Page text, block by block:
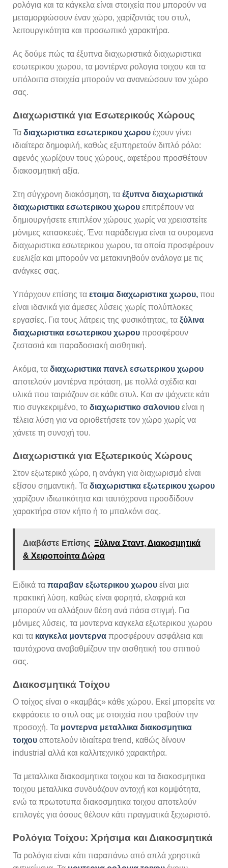
ρολόγια και τα κάγκελα είναι στοιχεία που μπορούν να
μεταμορφώσουν έναν χώρο, χαρίζοντάς του στυλ,
λειτουργικότητα και προσωπικό χαρακτήρα.
Ας δούμε πώς τα έξυπνα διαχωριστικά διαχωριστικα
εσωτερικου χωρου, τα μοντέρνα ρολογια τοιχου και τα
υπόλοιπα στοιχεία μπορούν να ανανεώσουν τον χώρο
σας.
Διαχωριστικά για Εσωτερικούς Χώρους
Τα διαχωριστικα εσωτερικου χωρου έχουν γίνει
ιδιαίτερα δημοφιλή, καθώς εξυπηρετούν διπλό ρόλο:
αφενός χωρίζουν τους χώρους, αφετέρου προσθέτουν
διακοσμητική αξία.
Στη σύγχρονη διακόσμηση, τα έξυπνα διαχωριστικά
διαχωριστικα εσωτερικου χωρου επιτρέπουν να
δημιουργήσετε επιπλέον χώρους χωρίς να χρειαστείτε
μόνιμες κατασκευές. Ένα παράδειγμα είναι τα συρομενα
διαχωριστικα εσωτερικου χωρου, τα οποία προσφέρουν
ευελιξία και μπορούν να μετακινηθούν ανάλογα με τις
ανάγκες σας.
Υπάρχουν επίσης τα ετοιμα διαχωριστικα χωρου, που
είναι ιδανικά για άμεσες λύσεις χωρίς πολύπλοκες
εργασίες. Για τους λάτρεις της φυσικότητας, τα ξύλινα
διαχωριστικα εσωτερικου χωρου προσφέρουν
ζεστασιά και παραδοσιακή αισθητική.
Ακόμα, τα διαχωριστικα πανελ εσωτερικου χωρου
αποτελούν μοντέρνα πρόταση, με πολλά σχέδια και
υλικά που ταιριάζουν σε κάθε στυλ. Και αν ψάχνετε κάτι
πιο συγκεκριμένο, το διαχωριστικο σαλονιου είναι η
τέλεια λύση για να οριοθετήσετε τον χώρο χωρίς να
χάνετε τη συνοχή του.
Διαχωριστικά για Εξωτερικούς Χώρους
Στον εξωτερικό χώρο, η ανάγκη για διαχωρισμό είναι
εξίσου σημαντική. Τα διαχωριστικα εξωτερικου χωρου
χαρίζουν ιδιωτικότητα και ταυτόχρονα προσδίδουν
χαρακτήρα στον κήπο ή το μπαλκόνι σας.
Διαβάστε Επίσης Ξύλινα Σταντ, Διακοσμητικά
& Χειροποίητα Δώρα
Ειδικά τα παραβαν εξωτερικου χωρου είναι μια
πρακτική λύση, καθώς είναι φορητά, ελαφριά και
μπορούν να αλλάξουν θέση ανά πάσα στιγμή. Για
μόνιμες λύσεις, τα μοντερνα καγκελα εξωτερικου χωρου
και τα καγκελα μοντερνα προσφέρουν ασφάλεια και
ταυτόχρονα αναβαθμίζουν την αισθητική του σπιτιού
σας.
Διακοσμητικά Τοίχου
Ο τοίχος είναι ο «καμβάς» κάθε χώρου. Εκεί μπορείτε να
εκφράσετε το στυλ σας με στοιχεία που τραβούν την
προσοχή. Τα μοντερνα μεταλλικα διακοσμητικα
τοιχου αποτελούν ιδιαίτερα trend, καθώς δίνουν
industrial αλλά και καλλιτεχνικό χαρακτήρα.
Τα μεταλλικα διακοσμητικα τοιχου και τα διακοσμητικα
τοιχου μεταλλικα συνδυάζουν αντοχή και κομψότητα,
ενώ τα πρωτοτυπα διακοσμητικα τοιχου αποτελούν
επιλογές για όσους θέλουν κάτι πραγματικά ξεχωριστό.
Ρολόγια Τοίχου: Χρήσιμα και Διακοσμητικά
Τα ρολόγια είναι κάτι παραπάνω από απλά χρηστικά